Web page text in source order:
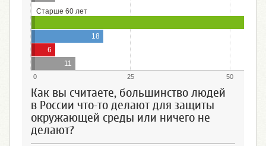
Старше 60 лет
18
6
11
0 25 50
Как вы считаете, большинство людей
в России что-то делают для защиты
окружающей среды или ничего не
делают?